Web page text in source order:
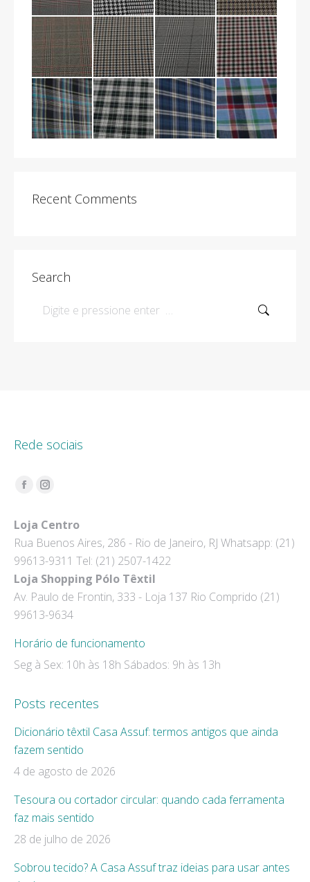
Recent Comments
Search
Search:
Rede sociais
Encontre-nos em:
Facebook
opens
in
new
window
Instagram
opens
in
new
window
Loja Centro
Rua Buenos Aires, 286 - Rio de Janeiro, RJ Whatsapp: (21)
99613-9311 Tel: (21) 2507-1422
Loja Shopping Pólo Têxtil
Av. Paulo de Frontin, 333 - Loja 137 Rio Comprido (21)
99613-9634
Horário de funcionamento
Seg à Sex: 10h às 18h Sábados: 9h às 13h
Posts recentes
Dicionário têxtil Casa Assuf: termos antigos que ainda
fazem sentido
4 de agosto de 2026
Tesoura ou cortador circular: quando cada ferramenta
faz mais sentido
28 de julho de 2026
Sobrou tecido? A Casa Assuf traz ideias para usar antes